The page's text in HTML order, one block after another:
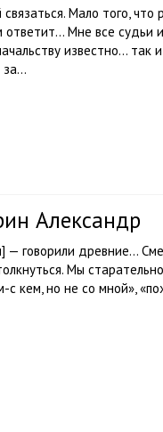
Мало того, что
Мне все судьи
известно… так
Александр
— говорили древние…
Мы
с кем, но не со мной»,